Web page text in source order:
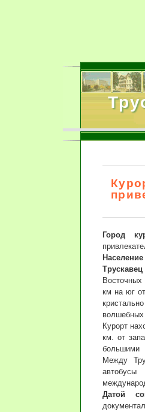
Город
км на юг
волшебных
Курорт
км. от
большими
Между
Датой